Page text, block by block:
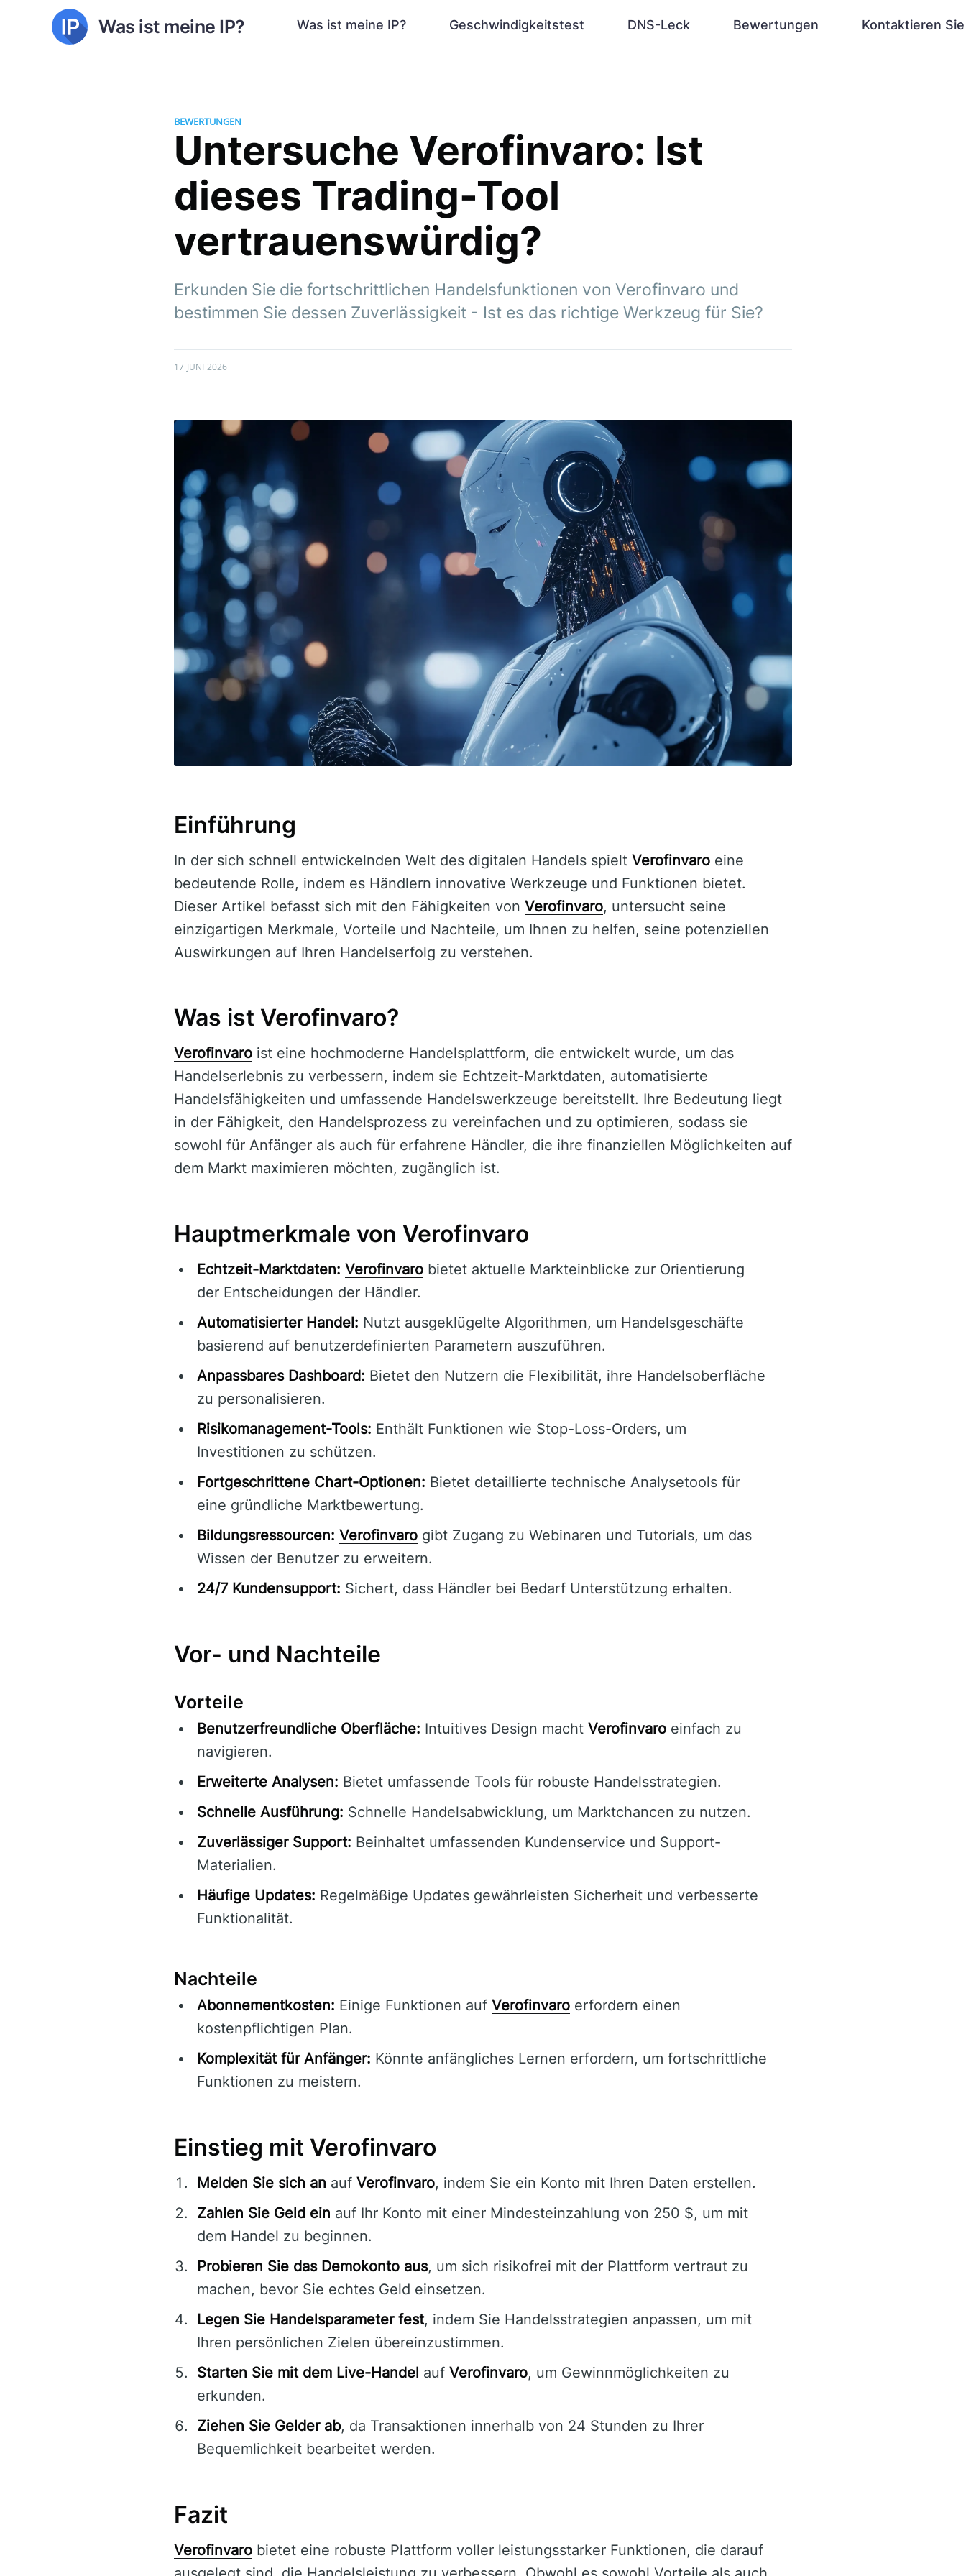
Was ist meine IP? Was ist meine IP? Geschwindigkeitstest DNS-Leck Bewertungen Kontaktieren
BEWERTUNGEN
Untersuche Verofinvaro: Ist
dieses Trading-Tool
vertrauenswürdig?
Erkunden Sie die fortschrittlichen Handelsfunktionen von Verofinvaro und
bestimmen Sie dessen Zuverlässigkeit - Ist es das richtige Werkzeug für Sie?
17 JUNI 2026
Einführung
In der sich schnell entwickelnden Welt des digitalen Handels spielt Verofinvaro eine
bedeutende Rolle, indem es Händlern innovative Werkzeuge und Funktionen bietet.
Dieser Artikel befasst sich mit den Fähigkeiten von Verofinvaro, untersucht seine
einzigartigen Merkmale, Vorteile und Nachteile, um Ihnen zu helfen, seine potenziellen
Auswirkungen auf Ihren Handelserfolg zu verstehen.
Was ist Verofinvaro?
Verofinvaro ist eine hochmoderne Handelsplattform, die entwickelt wurde, um das
Handelserlebnis zu verbessern, indem sie Echtzeit-Marktdaten, automatisierte
Handelsfähigkeiten und umfassende Handelswerkzeuge bereitstellt. Ihre Bedeutung liegt
in der Fähigkeit, den Handelsprozess zu vereinfachen und zu optimieren, sodass sie
sowohl für Anfänger als auch für erfahrene Händler, die ihre finanziellen Möglichkeiten auf
dem Markt maximieren möchten, zugänglich ist.
Hauptmerkmale von Verofinvaro
Echtzeit-Marktdaten: Verofinvaro bietet aktuelle Markteinblicke zur Orientierung
der Entscheidungen der Händler.
Automatisierter Handel: Nutzt ausgeklügelte Algorithmen, um Handelsgeschäfte
basierend auf benutzerdefinierten Parametern auszuführen.
Anpassbares Dashboard: Bietet den Nutzern die Flexibilität, ihre Handelsoberfläche
zu personalisieren.
Risikomanagement-Tools: Enthält Funktionen wie Stop-Loss-Orders, um
Investitionen zu schützen.
Fortgeschrittene Chart-Optionen: Bietet detaillierte technische Analysetools für
eine gründliche Marktbewertung.
Bildungsressourcen: Verofinvaro gibt Zugang zu Webinaren und Tutorials, um das
Wissen der Benutzer zu erweitern.
24/7 Kundensupport: Sichert, dass Händler bei Bedarf Unterstützung erhalten.
Vor- und Nachteile
Vorteile
Benutzerfreundliche Oberfläche: Intuitives Design macht Verofinvaro einfach zu
navigieren.
Erweiterte Analysen: Bietet umfassende Tools für robuste Handelsstrategien.
Schnelle Ausführung: Schnelle Handelsabwicklung, um Marktchancen zu nutzen.
Zuverlässiger Support: Beinhaltet umfassenden Kundenservice und Support-
Materialien.
Häufige Updates: Regelmäßige Updates gewährleisten Sicherheit und verbesserte
Funktionalität.
Nachteile
Abonnementkosten: Einige Funktionen auf Verofinvaro erfordern einen
kostenpflichtigen Plan.
Komplexität für Anfänger: Könnte anfängliches Lernen erfordern, um fortschrittliche
Funktionen zu meistern.
Einstieg mit Verofinvaro
Melden Sie sich an auf Verofinvaro, indem Sie ein Konto mit Ihren Daten erstellen.
Zahlen Sie Geld ein auf Ihr Konto mit einer Mindesteinzahlung von 250 $, um mit
dem Handel zu beginnen.
Probieren Sie das Demokonto aus, um sich risikofrei mit der Plattform vertraut zu
machen, bevor Sie echtes Geld einsetzen.
Legen Sie Handelsparameter fest, indem Sie Handelsstrategien anpassen, um mit
Ihren persönlichen Zielen übereinzustimmen.
Starten Sie mit dem Live-Handel auf Verofinvaro, um Gewinnmöglichkeiten zu
erkunden.
Ziehen Sie Gelder ab, da Transaktionen innerhalb von 24 Stunden zu Ihrer
Bequemlichkeit bearbeitet werden.
Fazit
Verofinvaro bietet eine robuste Plattform voller leistungsstarker Funktionen, die darauf